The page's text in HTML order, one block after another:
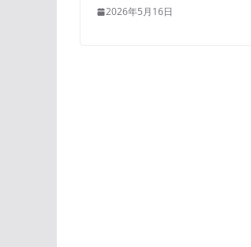
2026年5月16日